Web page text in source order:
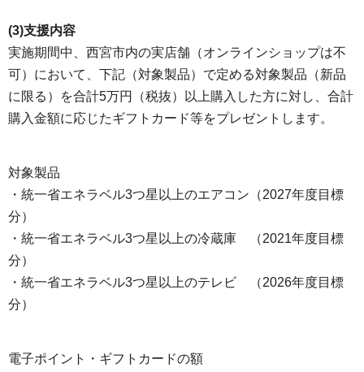
(3)支援内容
実施期間中、西宮市内の実店舗（オンラインショップは不
可）において、下記（対象製品）で定める対象製品（新品
に限る）を合計5万円（税抜）以上購入した方に対し、合計
購入金額に応じたギフトカード等をプレゼントします。
対象製品
・統一省エネラベル3つ星以上のエアコン（2027年度目標
分）
・統一省エネラベル3つ星以上の冷蔵庫 （2021年度目標
分）
・統一省エネラベル3つ星以上のテレビ （2026年度目標
分）
電子ポイント・ギフトカードの額